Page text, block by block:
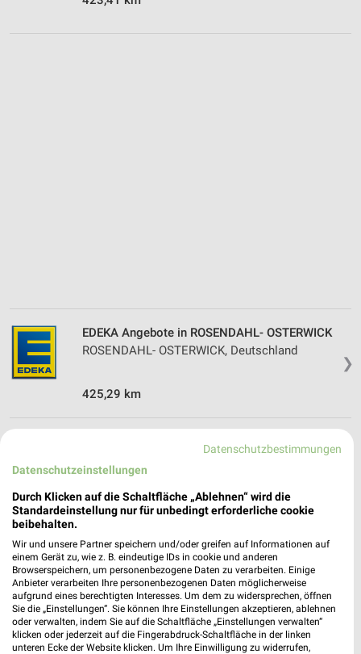
❯
EDEKA Angebote in ROSENDAHL- OSTERWICK
ROSENDAHL- OSTERWICK, Deutschland
425,29 km
EDEKA Angebote in Billerbeck
420,34 km
Supermärkte Angebote für Coesfeld und
Umgebung
5 Prospekte
Kaufland REWE
Datenschutzbestimmungen
Datenschutzeinstellungen
Durch Klicken auf die Schaltfläche „Ablehnen“ wird die
Standardeinstellung nur für unbedingt erforderliche cookie
beibehalten.
Wir und unsere Partner speichern und/oder greifen auf Informationen auf
einem Gerät zu, wie z. B. eindeutige IDs in cookie und anderen
Browserspeichern, um personenbezogene Daten zu verarbeiten. Einige
Anbieter verarbeiten Ihre personenbezogenen Daten möglicherweise
aufgrund eines berechtigten Interesses. Um dem zu widersprechen, öffnen
Sie die „Einstellungen“. Sie können Ihre Einstellungen akzeptieren, ablehnen
oder verwalten, indem Sie auf die Schaltfläche „Einstellungen verwalten“
klicken oder jederzeit auf die Fingerabdruck-Schaltfläche in der linken
unteren Ecke der Website klicken. Um Ihre Einwilligung zu widerrufen,